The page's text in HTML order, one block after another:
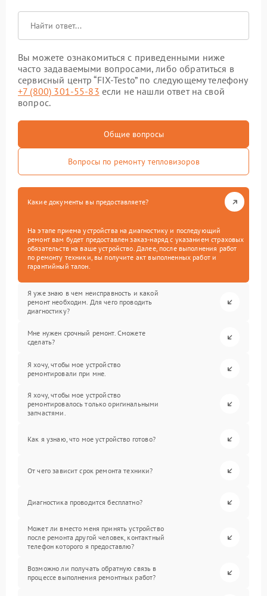
Вы можете ознакомиться с приведенными ниже
часто задаваемыми вопросами, либо обратиться в
сервисный центр “FIX-Testo” по следующему телефону
+7 (800) 301-55-83 если не нашли ответ на свой
вопрос.
Общие вопросы
Вопросы по ремонту тепловизоров
Какие документы вы предоставляете?
На этапе приема устройства на диагностику и последующий
ремонт вам будет предоставлен заказ-наряд с указанием страховых
обязательств на ваше устройство. Далее, после выполнения работ
по ремонту техники, вы получите акт выполненных работ и
гарантийный талон.
Я уже знаю в чем неисправность и какой
ремонт необходим. Для чего проводить
диагностику?
Мне нужен срочный ремонт. Сможете
сделать?
Я хочу, чтобы мое устройство
ремонтировали при мне.
Я хочу, чтобы мое устройство
ремонтировалось только оригинальными
запчастями.
Как я узнаю, что мое устройство готово?
От чего зависит срок ремонта техники?
Диагностика проводится бесплатно?
Может ли вместо меня принять устройство
после ремонта другой человек, контактный
телефон которого я предоставлю?
Возможно ли получать обратную связь в
процессе выполнения ремонтных работ?